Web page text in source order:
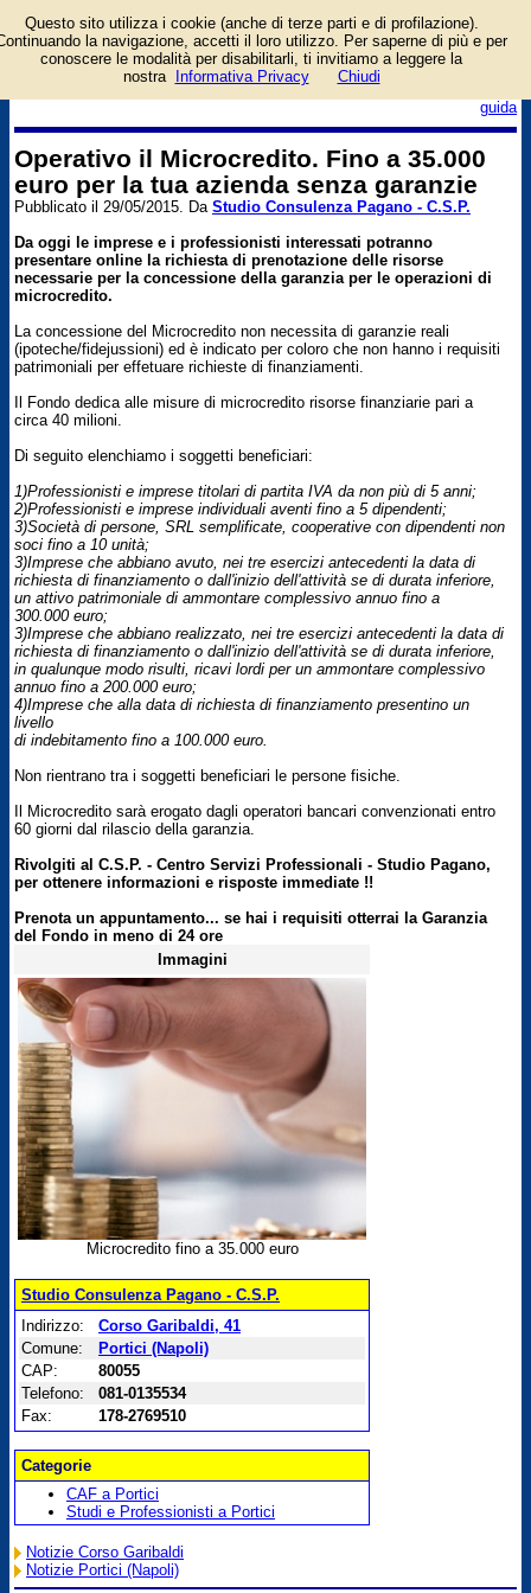
guida
Microcredito 25.000 senza
garanzie reali
Operativo il Microcredito. Fino a 35.000
euro per la tua azienda senza garanzie
Pubblicato il 29/05/2015. Da Studio Consulenza Pagano - C.S.P.
Da oggi le imprese e i professionisti interessati potranno
presentare online la richiesta di prenotazione delle risorse
necessarie per la concessione della garanzia per le operazioni di
microcredito.
La concessione del Microcredito non necessita di garanzie reali
(ipoteche/fidejussioni) ed è indicato per coloro che non hanno i requisiti
patrimoniali per effetuare richieste di finanziamenti.
Il Fondo dedica alle misure di microcredito risorse finanziarie pari a
circa 40 milioni.
Di seguito elenchiamo i soggetti beneficiari:
1)Professionisti e imprese titolari di partita IVA da non più di 5 anni;
2)Professionisti e imprese individuali aventi fino a 5 dipendenti;
3)Società di persone, SRL semplificate, cooperative con dipendenti non
soci fino a 10 unità;
3)Imprese che abbiano avuto, nei tre esercizi antecedenti la data di
richiesta di finanziamento o dall'inizio dell'attività se di durata inferiore,
un attivo patrimoniale di ammontare complessivo annuo fino a
300.000 euro;
3)Imprese che abbiano realizzato, nei tre esercizi antecedenti la data di
richiesta di finanziamento o dall'inizio dell'attività se di durata inferiore,
in qualunque modo risulti, ricavi lordi per un ammontare complessivo
annuo fino a 200.000 euro;
4)Imprese che alla data di richiesta di finanziamento presentino un
livello
di indebitamento fino a 100.000 euro.
Non rientrano tra i soggetti beneficiari le persone fisiche.
Il Microcredito sarà erogato dagli operatori bancari convenzionati entro
60 giorni dal rilascio della garanzia.
Rivolgiti al C.S.P. - Centro Servizi Professionali - Studio Pagano,
per ottenere informazioni e risposte immediate !!
Prenota un appuntamento... se hai i requisiti otterrai la Garanzia
del Fondo in meno di 24 ore
Immagini
Microcredito fino a 35.000 euro
Studio Consulenza Pagano - C.S.P.
Indirizzo:
Corso Garibaldi, 41
Comune:
Portici (Napoli)
CAP:
80055
Telefono:
081-0135534
Fax:
178-2769510
Categorie
CAF a Portici
Studi e Professionisti a Portici
Notizie Corso Garibaldi
Notizie Portici (Napoli)
Questo sito utilizza i cookie (anche di terze parti e di profilazione).
la navigazione, accetti il loro utilizzo. Per saperne di più e per
conoscere le modalità per disabilitarli, ti invitiamo a leggere la
nostra
Informativa Privacy Chiudi